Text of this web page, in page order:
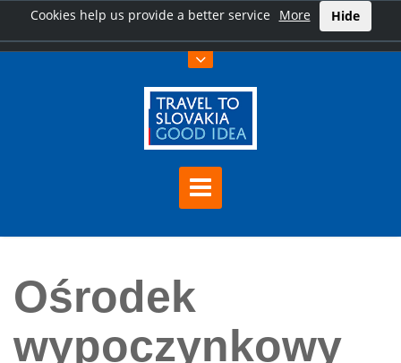
Cookies help us provide a better service More Hide
Ośrodek wypoczynkowy Predná Hora
Ośrodek
wypoczynkowy